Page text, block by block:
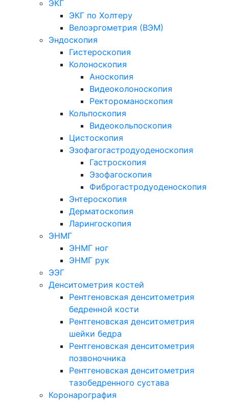
ЭКГ
ЭКГ по Холтеру
Велоэргометрия (ВЭМ)
Эндоскопия
Гистероскопия
Колоноскопия
Аноскопия
Видеоколоноскопия
Ректороманоскопия
Кольпоскопия
Видеокольпоскопия
Цистоскопия
Эзофагогастродуоденоскопия
Гастроскопия
Эзофагоскопия
Фиброгастродуоденоскопия
Энтероскопия
Дерматоскопия
Ларингоскопия
ЭНМГ
ЭНМГ ног
ЭНМГ рук
ЭЭГ
Денситометрия костей
Рентгеновская денситометрия
бедренной кости
Рентгеновская денситометрия
шейки бедра
Рентгеновская денситометрия
позвоночника
Рентгеновская денситометрия
тазобедренного сустава
Коронарография